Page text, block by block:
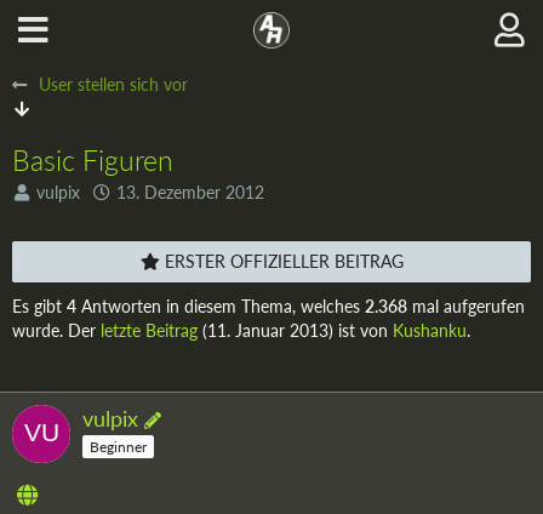
User stellen sich vor
Basic Figuren
vulpix 13. Dezember 2012
ERSTER OFFIZIELLER BEITRAG
Es gibt 4 Antworten in diesem Thema, welches 2.368 mal aufgerufen
wurde. Der letzte Beitrag (11. Januar 2013) ist von Kushanku.
vulpix
Beginner